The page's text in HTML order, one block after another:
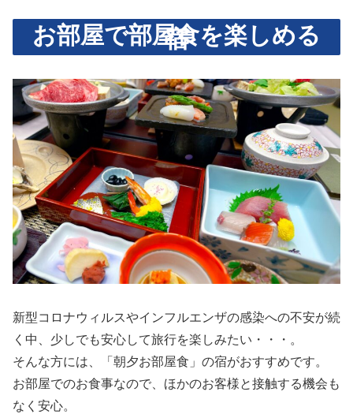
お部屋で部屋食を楽しめる
宿
新型コロナウィルスやインフルエンザの感染への不安が続
く中、少しでも安心して旅行を楽しみたい・・・。
そんな方には、「朝夕お部屋食」の宿がおすすめです。
お部屋でのお食事なので、ほかのお客様と接触する機会も
なく安心。